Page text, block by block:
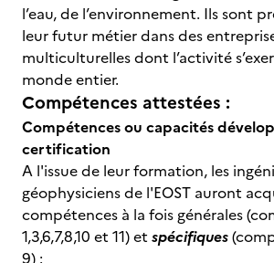
l’eau, de l’environnement. Ils sont
leur futur métier dans des
multiculturelles dont l’activité
monde entier.
Compétences attestées :
Compétences ou capacités
certification
A l'issue de leur formation, les
géophysiciens de l'EOST auront
compétences à la fois générales
1,3,6,7,8,10 et 11) et spécifiques
9) :